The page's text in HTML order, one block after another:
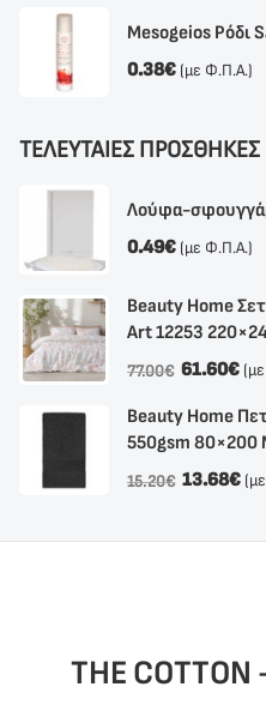
Mesogeios Ρόδι
0.38€ (με Φ.Π.Α.)
ΤΕΛΕΥΤΑΙΕΣ ΠΡΟΣΘΗΚΕΣ
Λούφα-
0.49€ (με Φ.Π.Α.)
Beauty Home
Αrt 12253
77.00€ 61.60€
Beauty Home
550gsm 80×200
15.20€ 13.68€
THE COTTON